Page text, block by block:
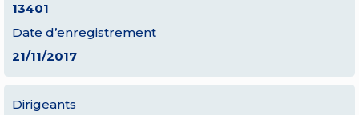
13401
Date d’enregistrement
21/11/2017
Dirigeants